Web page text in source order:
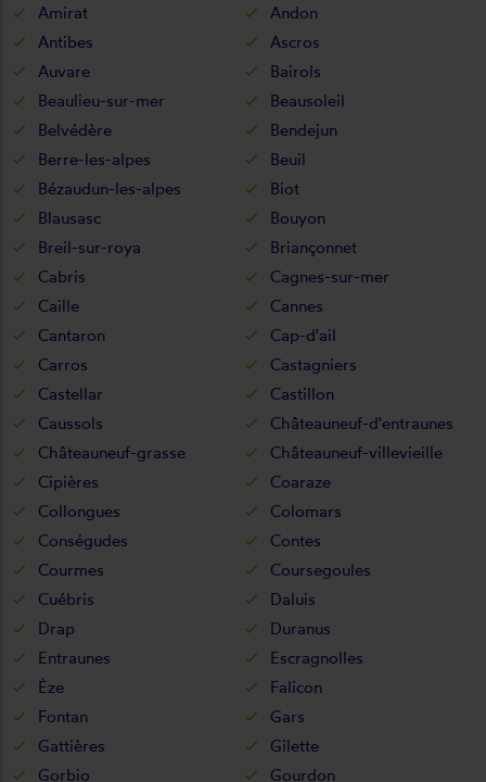
Amirat
Andon
Antibes
Ascros
Auvare
Bairols
Beaulieu-sur-mer
Beausoleil
Belvédère
Bendejun
Berre-les-alpes
Beuil
Bézaudun-les-alpes
Biot
Blausasc
Bouyon
Breil-sur-roya
Briançonnet
Cabris
Cagnes-sur-mer
Caille
Cannes
Cantaron
Cap-d'ail
Carros
Castagniers
Castellar
Castillon
Caussols
Châteauneuf-d'entraunes
Châteauneuf-grasse
Châteauneuf-villevieille
Cipières
Coaraze
Collongues
Colomars
Conségudes
Contes
Courmes
Coursegoules
Cuébris
Daluis
Drap
Duranus
Entraunes
Escragnolles
Èze
Falicon
Fontan
Gars
Gattières
Gilette
Gorbio
Gourdon